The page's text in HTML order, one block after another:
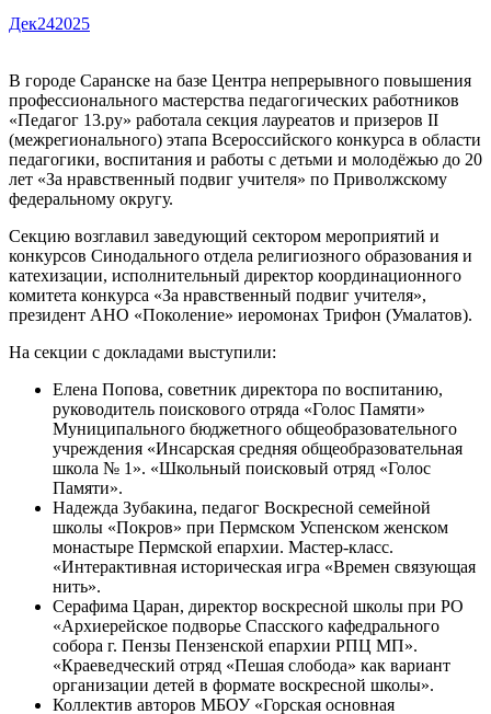
Дек242025
В городе Саранске на базе Центра непрерывного повышения
профессионального мастерства педагогических работников
«Педагог 13.ру» работала секция лауреатов и призеров II
(межрегионального) этапа Всероссийского конкурса в области
педагогики, воспитания и работы с детьми и молодёжью до 20
лет «За нравственный подвиг учителя» по Приволжскому
федеральному округу.
Секцию возглавил заведующий сектором мероприятий и
конкурсов Синодального отдела религиозного образования и
катехизации, исполнительный директор координационного
комитета конкурса «За нравственный подвиг учителя»,
президент АНО «Поколение» иеромонах Трифон (Умалатов).
На секции с докладами выступили:
Елена Попова, советник директора по воспитанию,
руководитель поискового отряда «Голос Памяти»
Муниципального бюджетного общеобразовательного
учреждения «Инсарская средняя общеобразовательная
школа № 1». «Школьный поисковый отряд «Голос
Памяти».
Надежда Зубакина, педагог Воскресной семейной
школы «Покров» при Пермском Успенском женском
монастыре Пермской епархии. Мастер-класс.
«Интерактивная историческая игра «Времен связующая
нить».
Серафима Царан, директор воскресной школы при РО
«Архиерейское подворье Спасского кафедрального
собора г. Пензы Пензенской епархии РПЦ МП».
«Краеведческий отряд «Пешая слобода» как вариант
организации детей в формате воскресной школы».
Коллектив авторов МБОУ «Горская основная